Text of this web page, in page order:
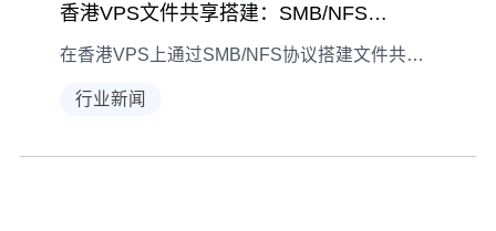
香港VPS文件共享搭建：SMB/NFS配置与Python权限管理
在香港VPS上通过SMB/NFS协议搭建文件共享服务，结合Python实现自动化权限管理，本文详解配置流程与实践技巧，助力高效数据共享。
行业新闻